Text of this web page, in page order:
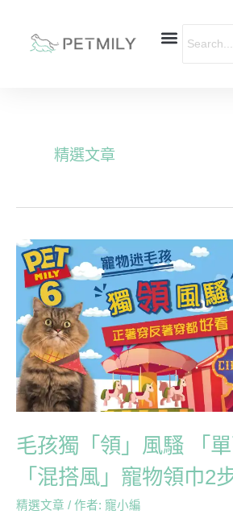
精選文章
毛孩獨「領」風騷 「
「混搭風」寵物領巾2
精選文章 / 作者: 寵小編
毛
孩
獨
「領」
風
騷
「單
面
色
或
「混
風」